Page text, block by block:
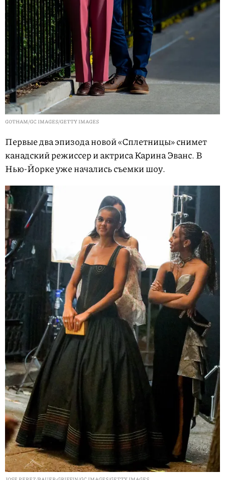
GOTHAM/GC IMAGES/GETTY IMAGES
Первые два эпизода новой «Сплетницы» снимет
канадский режиссер и актриса Карина Эванс. В
Нью-Йорке уже начались съемки шоу.